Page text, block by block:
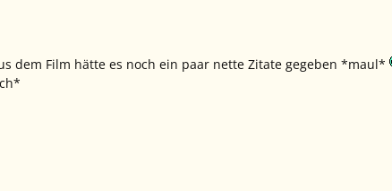
dem Film hätte es noch ein paar nette Zitate gegeben *maul*